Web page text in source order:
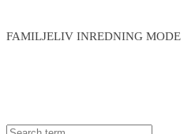
FAMILJELIV INREDNING MODE